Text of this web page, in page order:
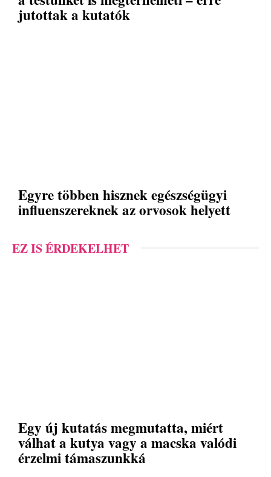
jutottak a kutatók
Egyre többen hisznek egészségügyi
influenszereknek az orvosok helyett
EZ IS ÉRDEKELHET
Egy új kutatás megmutatta, miért
válhat a kutya vagy a macska valódi
érzelmi támaszunkká